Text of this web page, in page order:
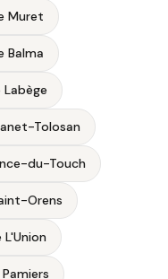
Muret
Balma
Labège
Tolosan
du-Touch
Orens
L'Union